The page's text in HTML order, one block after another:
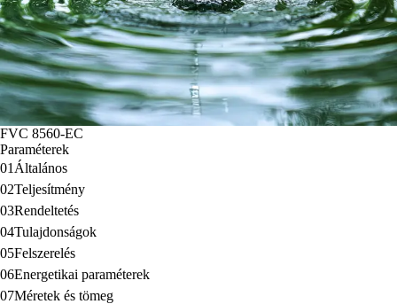
FVC 8560-EC
Paraméterek
01 Általános
02Teljesítmény
03Rendeltetés
04Tulajdonságok
05Felszerelés
06Energetikai paraméterek
07Méretek és tömeg